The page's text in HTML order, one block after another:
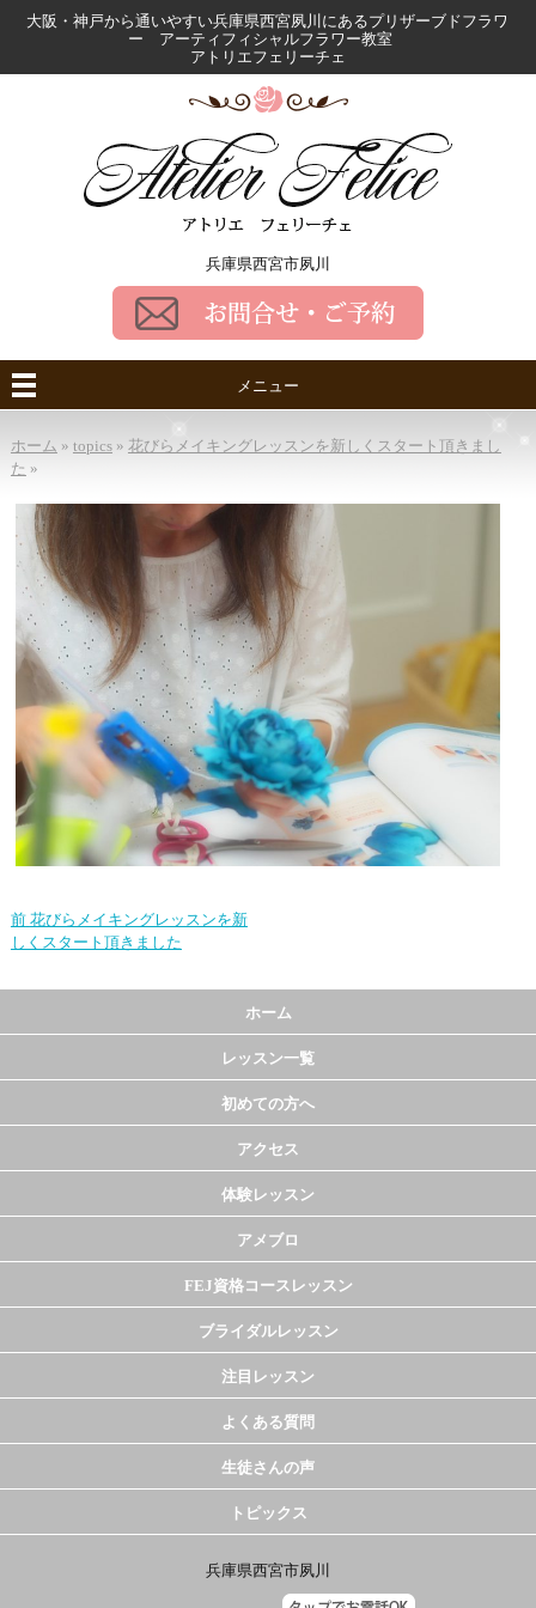
大阪・神戸から通いやすい兵庫県西宮夙川にあるプリザーブドフラワ
ー アーティフィシャルフラワー教室
アトリエフェリーチェ
兵庫県西宮市夙川
メニュー
ホーム » topics» 花びらメイキングレッスンを新しくスタート頂きまし
た »
前 花びらメイキングレッスンを新
しくスタート頂きました
ホーム
レッスン一覧
初めての方へ
アクセス
体験レッスン
アメブロ
FEJ資格コースレッスン
ブライダルレッスン
注目レッスン
よくある質問
生徒さんの声
トピックス
兵庫県西宮市夙川